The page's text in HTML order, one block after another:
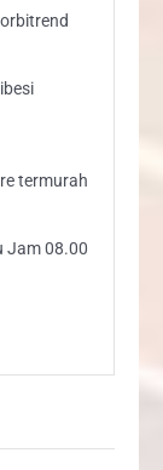
termurah
Jam 08.00